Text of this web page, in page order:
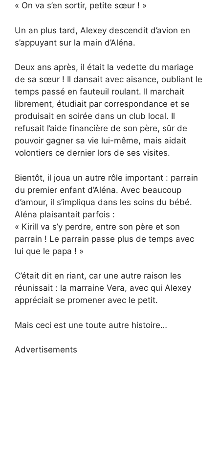
« On va s’en sortir, petite sœur ! »
Un an plus tard, Alexey descendit d’avion en
s’appuyant sur la main d’Aléna.
Deux ans après, il était la vedette du mariage
de sa sœur ! Il dansait avec aisance, oubliant le
temps passé en fauteuil roulant. Il marchait
librement, étudiait par correspondance et se
produisait en soirée dans un club local. Il
refusait l’aide financière de son père, sûr de
pouvoir gagner sa vie lui-même, mais aidait
volontiers ce dernier lors de ses visites.
Bientôt, il joua un autre rôle important : parrain
du premier enfant d’Aléna. Avec beaucoup
d’amour, il s’impliqua dans les soins du bébé.
Aléna plaisantait parfois :
« Kirill va s’y perdre, entre son père et son
parrain ! Le parrain passe plus de temps avec
lui que le papa ! »
C’était dit en riant, car une autre raison les
réunissait : la marraine Vera, avec qui Alexey
appréciait se promener avec le petit.
Mais ceci est une toute autre histoire…
Advertisements